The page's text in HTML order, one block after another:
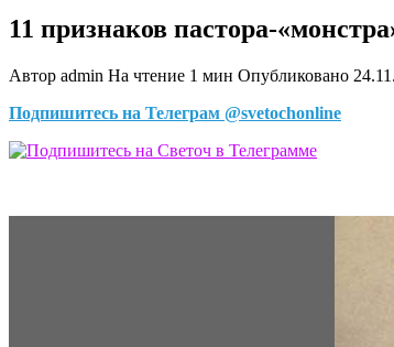
11 признаков пастора-
Автор admin На чтение 1 мин Опубликовано
Подпишитесь на Телеграм @svetochonline